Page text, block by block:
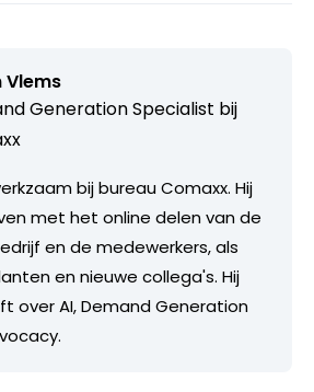
Vlems
Generation Specialist bij
bij bureau Comaxx. Hij
met het online delen van de
en de medewerkers, als
en nieuwe collega's. Hij
over AI, Demand Generation